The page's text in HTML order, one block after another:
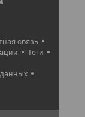
связь
Теги